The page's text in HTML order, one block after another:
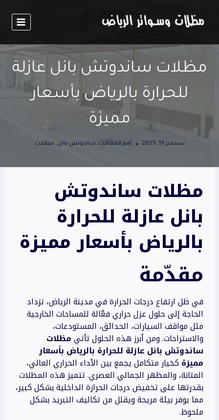
المحتوى
مظلات ساندوتش بانل عازلة
للحرارة بالرياض بأسعار
مميزة
سبتمبر 19, 2025 أهم المقالات, ساندوتش بانل, مظلات
مظلات ساندوتش
بانل عازلة للحرارة
بالرياض بأسعار مميزة
مقدّمة
في ظل ارتفاع درجات الحرارة في مدينة الرياض، تزداد
الحاجة إلى حلول عزل حراري فعّالة للمساحات الخارجية
مثل مواقف السيارات، الحدائق، المستودعات،
والاستراحات. ومن أبرز هذه الحلول تأتيمظلات
ساندوتش بانل عازلة للحرارة بالرياض بأسعار
مميزةكخيار متكامل يجمع بين الأداء الحراري العالي،
المتانة، والمظهر الجمالي العصري. تتميز هذه المظلات
بقدرتها على تخفيض درجات الحرارة الداخلية بشكل كبير،
مما يوفر بيئة مريحة ويقلل من تكاليف التبريد بشكل
ملحوظ.